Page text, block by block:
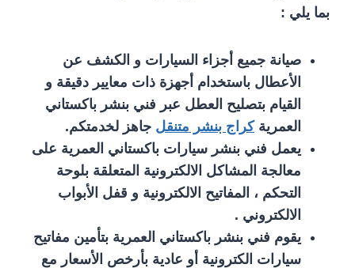
بما يلي :
صيانة جميع أجزاء السيارات و الكشف عن
الأعطال باستخدام أجهزة ذات معايير دقيقة و
القيام بتصليح العطل عبر فني بنشر باكستاني
العمريةكراج بنشر متنقل جاهز لخدمتكم.
يعمل فني بنشر سيارات باكستاني العمرية على
معالجة المشاكل الالكترونية المتعلقة بلوحة
التحكم ، المفاتيح الالكترونية و قفل الأبواب
الالكتروني .
يقوم فني بنشر باكستاني العمرية بتأمين مفاتيح
سيارات الكترونية أو عادية بأرخص الأسعار مع